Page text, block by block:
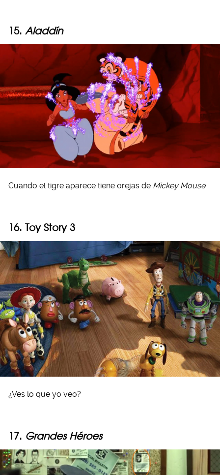
15. Aladdín
Cuando el tigre aparece tiene orejas de Mickey Mouse .
16. Toy Story 3
¿Ves lo que yo veo?
17. Grandes Héroes